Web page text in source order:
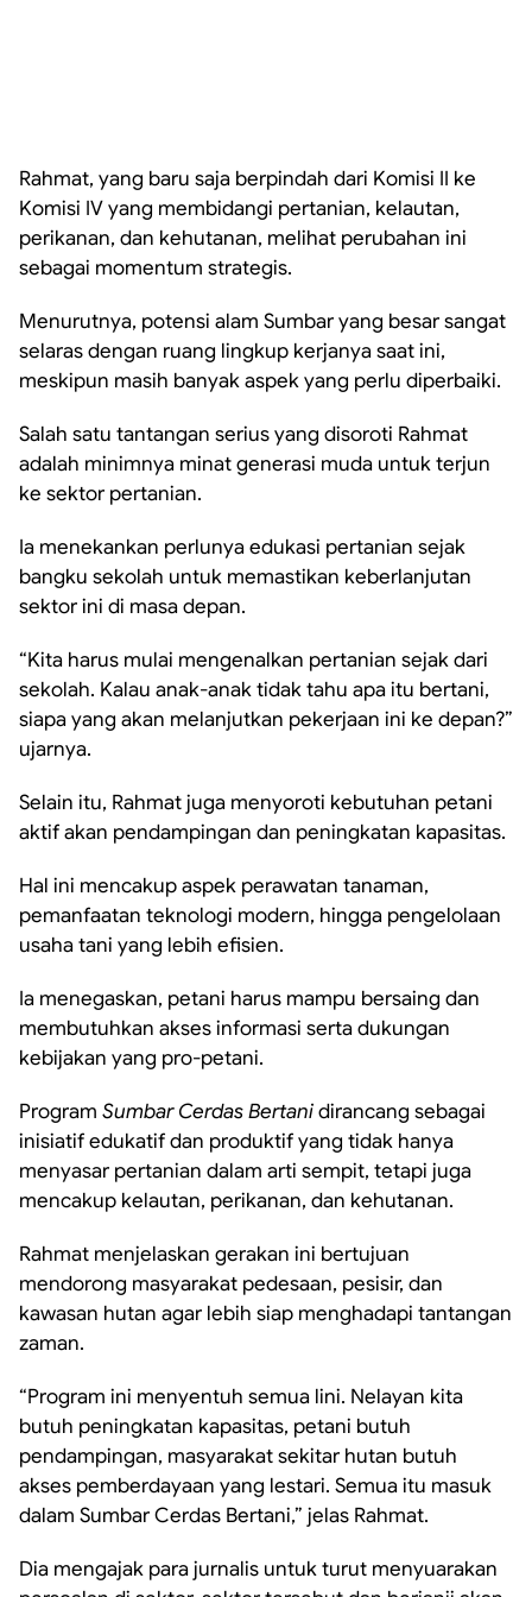
Rahmat, yang baru saja berpindah dari Komisi II ke
Komisi IV yang membidangi pertanian, kelautan,
perikanan, dan kehutanan, melihat perubahan ini
sebagai momentum strategis.
Menurutnya, potensi alam Sumbar yang besar sangat
selaras dengan ruang lingkup kerjanya saat ini,
meskipun masih banyak aspek yang perlu diperbaiki.
Salah satu tantangan serius yang disoroti Rahmat
adalah minimnya minat generasi muda untuk terjun
ke sektor pertanian.
Ia menekankan perlunya edukasi pertanian sejak
bangku sekolah untuk memastikan keberlanjutan
sektor ini di masa depan.
“Kita harus mulai mengenalkan pertanian sejak dari
sekolah. Kalau anak-anak tidak tahu apa itu bertani,
siapa yang akan melanjutkan pekerjaan ini ke depan?”
ujarnya.
Selain itu, Rahmat juga menyoroti kebutuhan petani
aktif akan pendampingan dan peningkatan kapasitas.
Hal ini mencakup aspek perawatan tanaman,
pemanfaatan teknologi modern, hingga pengelolaan
usaha tani yang lebih efisien.
Ia menegaskan, petani harus mampu bersaing dan
membutuhkan akses informasi serta dukungan
kebijakan yang pro-petani.
Program Sumbar Cerdas Bertanidirancang sebagai
inisiatif edukatif dan produktif yang tidak hanya
menyasar pertanian dalam arti sempit, tetapi juga
mencakup kelautan, perikanan, dan kehutanan.
Rahmat menjelaskan gerakan ini bertujuan
mendorong masyarakat pedesaan, pesisir, dan
kawasan hutan agar lebih siap menghadapi tantangan
zaman.
“Program ini menyentuh semua lini. Nelayan kita
butuh peningkatan kapasitas, petani butuh
pendampingan, masyarakat sekitar hutan butuh
akses pemberdayaan yang lestari. Semua itu masuk
dalam Sumbar Cerdas Bertani,” jelas Rahmat.
Dia mengajak para jurnalis untuk turut menyuarakan